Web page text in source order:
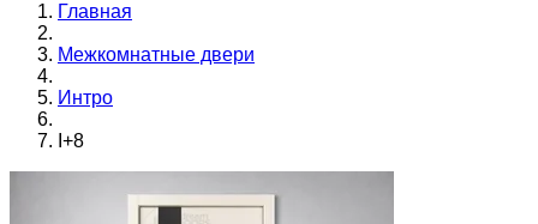
Главная
Межкомнатные двери
Интро
I+8